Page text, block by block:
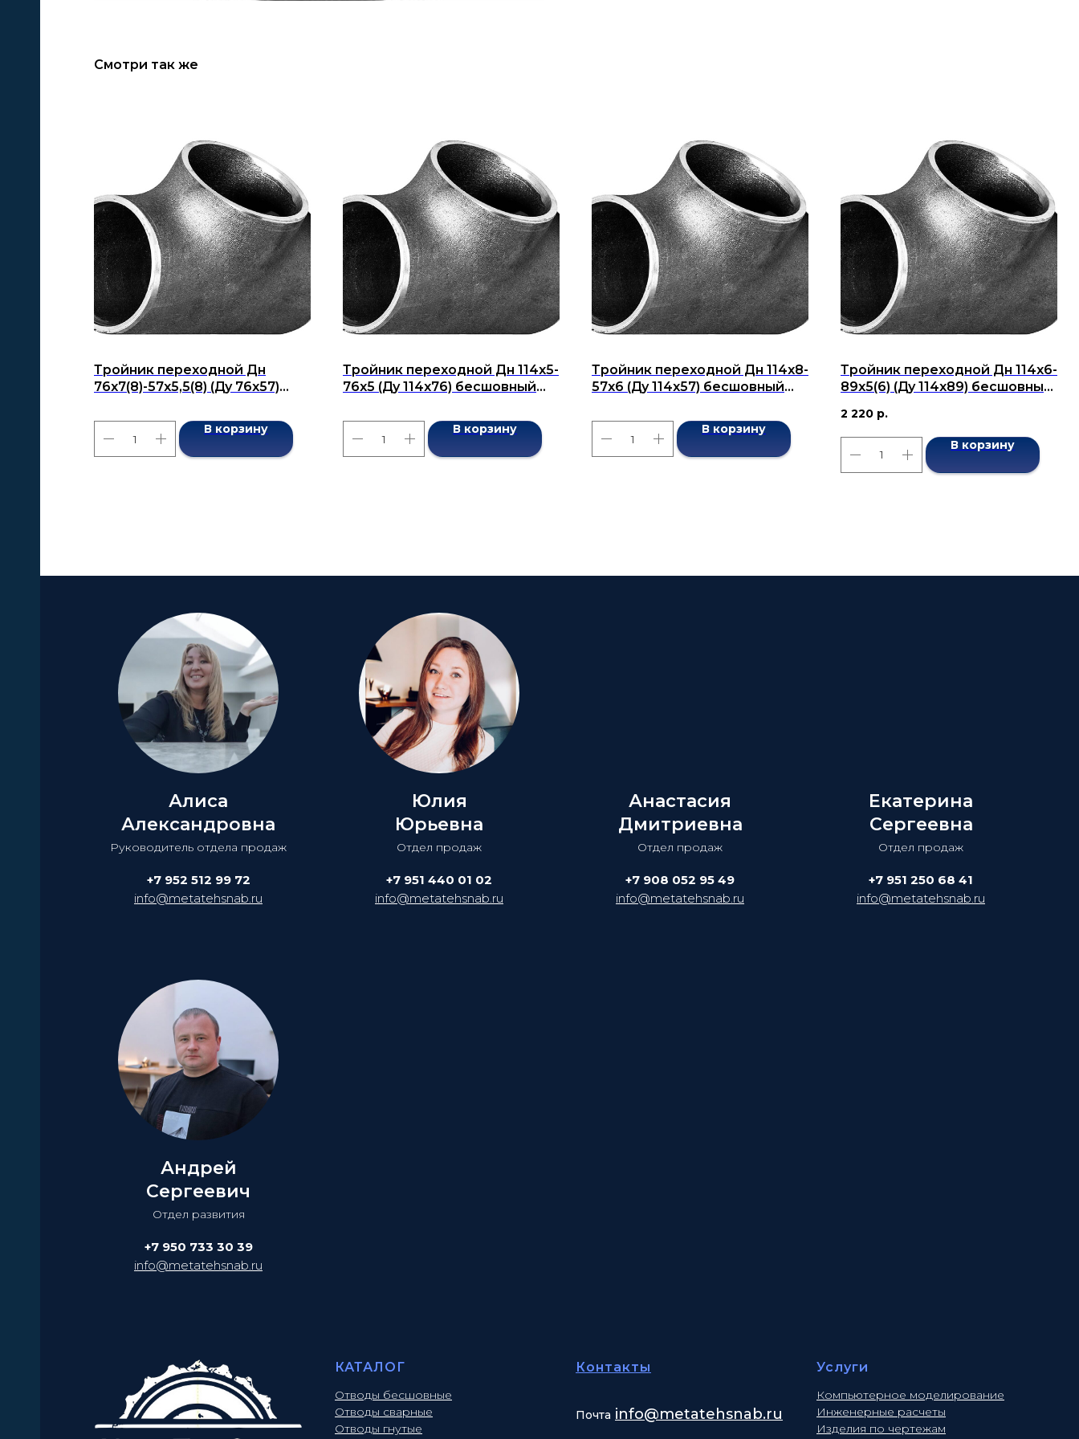
Смотри так же
Тройник переходной Дн
76x7(8)-57x5,5(8) (Ду 76x57)
В корзину
Тройник переходной Дн 114х5-
76х5 (Ду 114х76) бесшовный
В корзину
Тройник переходной Дн 114x8-
57x6 (Ду 114x57) бесшовный
В корзину
Тройник переходной Дн 114x6-
89x5(6) (Ду 114x89) бесшовный
2 220 р.
В корзину
Алиса
Александровна
Руководитель отдела продаж
+7 952 512 99 72
info@metatehsnab.ru
Юлия
Юрьевна
Отдел продаж
+7 951 440 01 02
info@metatehsnab.ru
Анастасия
Дмитриевна
Отдел продаж
+7 908 052 95 49
info@metatehsnab.ru
Екатерина
Сергеевна
Отдел продаж
+7 951 250 68 41
info@metatehsnab.ru
Андрей
Сергеевич
Отдел развития
+7 950 733 30 39
info@metatehsnab.ru
КАТАЛОГ
Отводы бесшовные
Отводы сварные
Отводы гнутые
Контакты
Почта info@metatehsnab.ru
Услуги
Компьютерное моделирование
Инженерные расчеты
Изделия по чертежам